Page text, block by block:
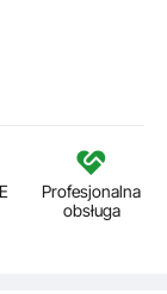
Profesjonalna
obsługa